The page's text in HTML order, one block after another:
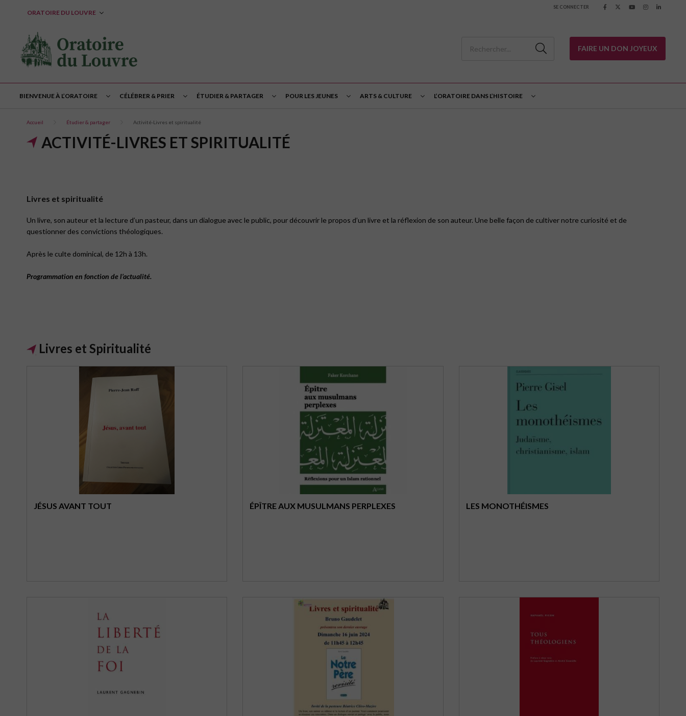
ORATOIRE DU LOUVRE
SE CONNECTER
FAIRE UN DON JOYEUX
BIENVENUE À L’ORATOIRE CÉLÉBRER & PRIER ÉTUDIER & PARTAGER POUR LES JEUNES ARTS & CULTURE L’ORATOIRE DANS L’HISTOIRE
Accueil Étudier & partager Activité-Livres et spiritualité
ACTIVITÉ-LIVRES ET SPIRITUALITÉ
Livres et spiritualité
Un livre, son auteur et la lecture d’un pasteur, dans un dialogue avec le public, pour découvrir le propos d’un livre et la réflexion de son auteur. Une belle façon de cultiver notre curiosité et de
questionner des convictions théologiques.
Après le culte dominical, de 12h à 13h.
Programmation en fonction de l’actualité.
Livres et Spiritualité
JÉSUS AVANT TOUT ÉPÎTRE AUX MUSULMANS PERPLEXES LES MONOTHÉISMES